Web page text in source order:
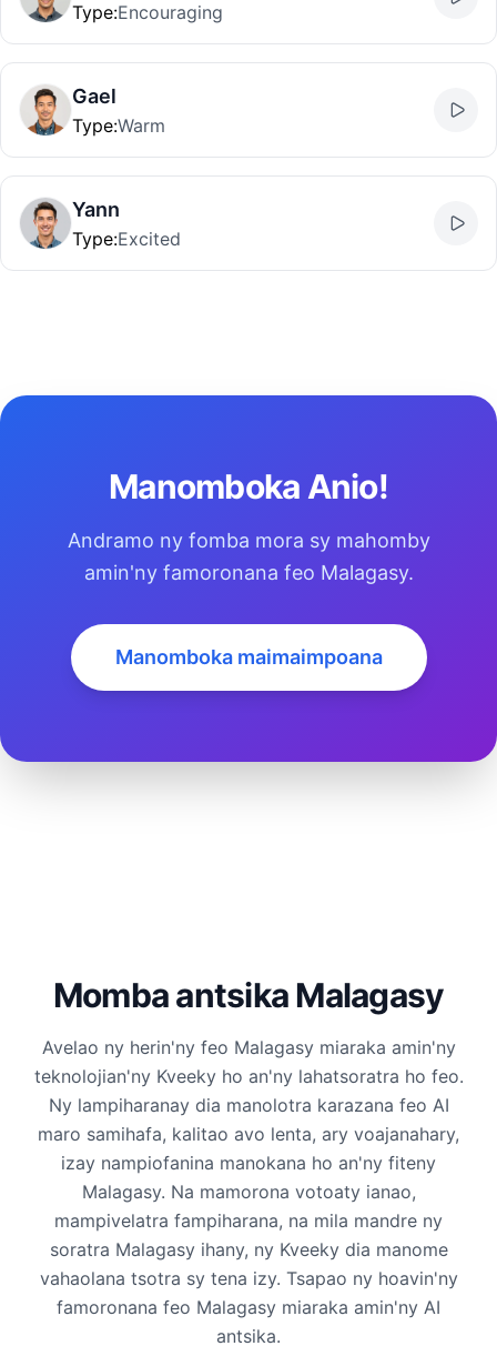
Type:Encouraging
Gael
Type:Warm
Yann
Type:Excited
Manomboka Anio!
Andramo ny fomba mora sy mahomby
amin'ny famoronana feo Malagasy.
Manomboka maimaimpoana
Momba antsika Malagasy
Avelao ny herin'ny feo Malagasy miaraka amin'ny
teknolojian'ny Kveeky ho an'ny lahatsoratra ho feo.
Ny lampiharanay dia manolotra karazana feo AI
maro samihafa, kalitao avo lenta, ary voajanahary,
izay nampiofanina manokana ho an'ny fiteny
Malagasy. Na mamorona votoaty ianao,
mampivelatra fampiharana, na mila mandre ny
soratra Malagasy ihany, ny Kveeky dia manome
vahaolana tsotra sy tena izy. Tsapao ny hoavin'ny
famoronana feo Malagasy miaraka amin'ny AI
antsika.